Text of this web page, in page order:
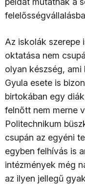
Az iskolák szerepe
oktatása nem
olyan készség, ami
Gyula esete is
birtokában egy
felnőtt nem merne
Politechnikum
csupán az egyéni
egyben felhívás is
intézmények még
az ilyen jellegű